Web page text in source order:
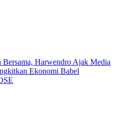
Bersama, Harwendro Ajak Media
Ekonomi Babel